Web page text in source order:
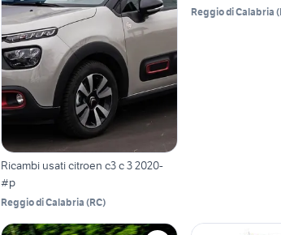
Ricambi usati citroen c3 c 3 2020-
#p
Reggio di Calabria (RC)
Reggio di Calabria (